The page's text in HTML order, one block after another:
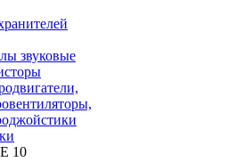
звуковые
10